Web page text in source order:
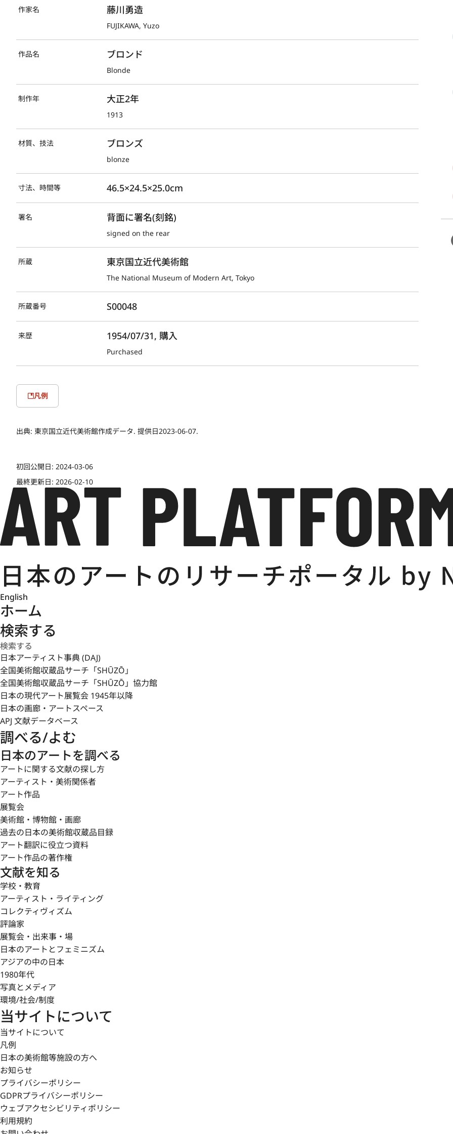
作家名 藤川勇造
FUJIKAWA, Yuzo
作品名 ブロンド
Blonde
制作年 大正2年
1913
材質、技法 ブロンズ
blonze
寸法、時間等 46.5×24.5×25.0cm
署名 背面に署名(刻銘)
signed on the rear
所蔵 東京国立近代美術館
The National Museum of Modern Art, Tokyo
所蔵番号 S00048
来歴 1954/07/31, 購入
Purchased
凡例
出典: 東京国立近代美術館作成データ. 提供日2023-06-07.
初回公開日: 2024-03-06
最終更新日: 2026-02-10
English
ホーム
検索する
日本アーティスト事典 (DAJ)
全国美術館収蔵品サーチ「SHŪZŌ」
全国美術館収蔵品サーチ「SHŪZŌ」協力館
日本の現代アート展覧会 1945年以降
日本の画廊・アートスペース
APJ 文献データベース
調べる/よむ
日本のアートを調べる
アートに関する文献の探し方
アーティスト・美術関係者
アート作品
展覧会
美術館・博物館・画廊
過去の日本の美術館収蔵品目録
アート翻訳に役立つ資料
アート作品の著作権
文献を知る
学校・教育
アーティスト・ライティング
コレクティヴィズム
評論家
展覧会・出来事・場
日本のアートとフェミニズム
アジアの中の日本
1980年代
写真とメディア
環境/社会/制度
当サイトについて
当サイトについて
凡例
日本の美術館等施設の方へ
お知らせ
プライバシーポリシー
GDPRプライバシーポリシー
ウェブアクセシビリティポリシー
利用規約